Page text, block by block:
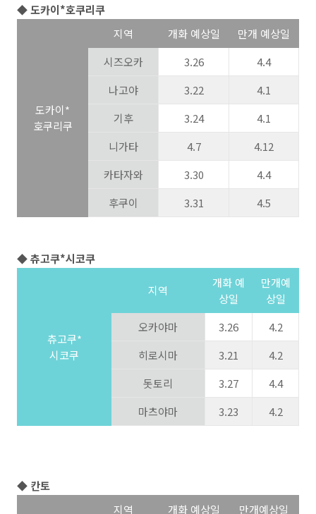
◆ 도카이*호쿠리쿠
도카이*
호쿠리쿠
지역 개화 예상일
만개 예상일
시즈오카
3.26
4.4
나고야
3.22
4.1
기후
3.24
4.1
니가타
4.7
4.12
카타자와
3.30
4.4
후쿠이
3.31 4.5
◆ 츄고쿠*시코쿠
츄고쿠*
시코쿠
지역
개화 예
상일
만개예
상일
오카야마
3.26
4.2
히로시마
3.21
4.2
돗토리
3.27
4.4
마츠야마
3.23 4.2
◆ 칸토
지역 개화 예상일
만개예상일